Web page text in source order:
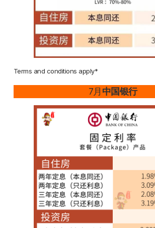
Terms and conditions apply*
7月 中国银行